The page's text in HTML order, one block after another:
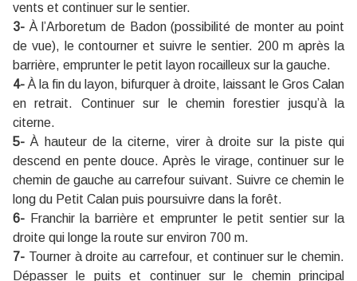
vents et continuer sur le sentier.
3- À l’Arboretum de Badon (possibilité de monter au point
de vue), le contourner et suivre le sentier. 200 m après la
barrière, emprunter le petit layon rocailleux sur la gauche.
4- À la fin du layon, bifurquer à droite, laissant le Gros Calan
en retrait. Continuer sur le chemin forestier jusqu’à la
citerne.
5- À hauteur de la citerne, virer à droite sur la piste qui
descend en pente douce. Après le virage, continuer sur le
chemin de gauche au carrefour suivant. Suivre ce chemin le
long du Petit Calan puis poursuivre dans la forêt.
6- Franchir la barrière et emprunter le petit sentier sur la
droite qui longe la route sur environ 700 m.
7- Tourner à droite au carrefour, et continuer sur le chemin.
Dépasser le puits et continuer sur le chemin principal